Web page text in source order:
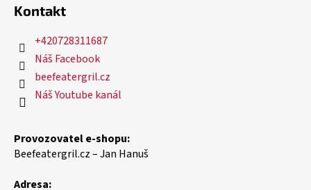
Kontakt
+420728311687
Náš Facebook
beefeatergril.cz
Náš Youtube kanál
Provozovatel e-shopu:
Beefeatergril.cz – Jan Hanuš
Adresa: